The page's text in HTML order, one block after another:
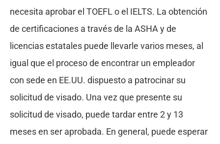
necesita aprobar el TOEFL o el IELTS. La obtención
de certificaciones a través de la ASHA y de
licencias estatales puede llevarle varios meses, al
igual que el proceso de encontrar un empleador
con sede en EE.UU. dispuesto a patrocinar su
solicitud de visado. Una vez que presente su
solicitud de visado, puede tardar entre 2 y 13
meses en ser aprobada. En general, puede esperar